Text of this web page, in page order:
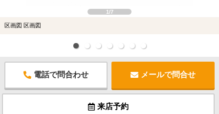
1/7
区画図 区画図
電話で問合わせ メールで問合せ
来店予約